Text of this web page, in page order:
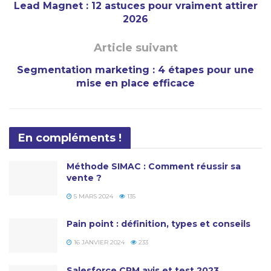
Lead Magnet : 12 astuces pour vraiment attirer
2026
Article suivant
Segmentation marketing : 4 étapes pour une
mise en place efficace
En compléments !
Méthode SIMAC : Comment réussir sa
vente ?
5 MARS 2024 135
Pain point : définition, types et conseils
16 JANVIER 2024 233